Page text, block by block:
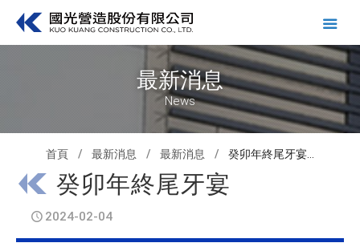
最新消息
News
首頁 最新消息 最新消息 癸卯年終尾牙宴...
癸卯年終尾牙宴
2024-02-04